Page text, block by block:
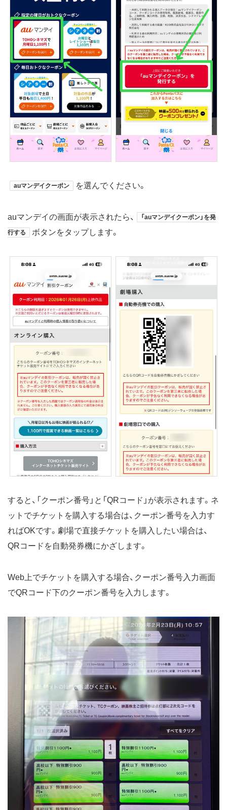
auマンデイクーポン を選んでください。
auマンデイの画面が表示されたら、 「auマンデイクーポン」を発
行する ボタンをタップします。
すると、「クーポン番号」と「QRコード」が表示されます。ネ
ットでチケットを購入する場合は、クーポン番号を入力す
ればOKです。劇場で直接チケットを購入したい場合は、
QRコードを自動発券機にかざします。
Web上でチケットを購入する場合、クーポン番号入力画面
でQRコード下のクーポン番号を入力します。